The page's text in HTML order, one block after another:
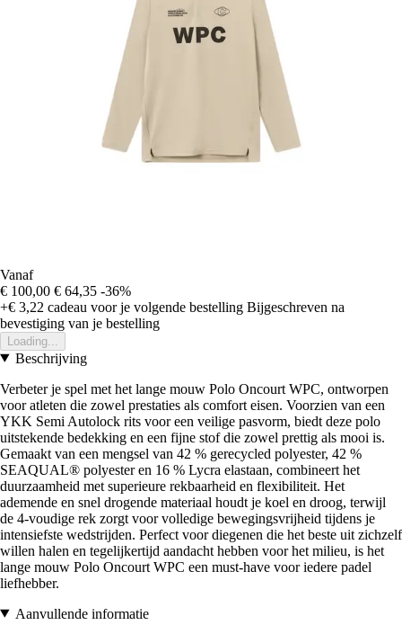
Vanaf
€ 100,00 € 64,35 -36%
+€ 3,22 cadeau voor je volgende bestelling Bijgeschreven na
bevestiging van je bestelling
Loading...
Beschrijving
Verbeter je spel met het lange mouw Polo Oncourt WPC, ontworpen
voor atleten die zowel prestaties als comfort eisen. Voorzien van een
YKK Semi Autolock rits voor een veilige pasvorm, biedt deze polo
uitstekende bedekking en een fijne stof die zowel prettig als mooi is.
Gemaakt van een mengsel van 42 % gerecycled polyester, 42 %
SEAQUAL® polyester en 16 % Lycra elastaan, combineert het
duurzaamheid met superieure rekbaarheid en flexibiliteit. Het
ademende en snel drogende materiaal houdt je koel en droog, terwijl
de 4-voudige rek zorgt voor volledige bewegingsvrijheid tijdens je
intensiefste wedstrijden. Perfect voor diegenen die het beste uit zichzelf
willen halen en tegelijkertijd aandacht hebben voor het milieu, is het
lange mouw Polo Oncourt WPC een must-have voor iedere padel
liefhebber.
Aanvullende informatie